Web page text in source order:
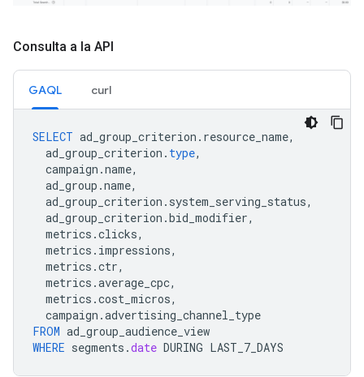
Consulta a la API
GAQL curl
SELECT ad_group_criterion . resource_name,
ad_group_criterion . type,
campaign .name,
ad_group .name,
ad_group_criterion . system_serving_status,
ad_group_criterion .bid_modifier,
metrics .clicks,
metrics . impressions,
metrics .ctr,
metrics .average_cpc,
metrics .cost_micros,
campaign .advertising_channel_type
FROM ad_group_audience_view
WHERE segments .date DURING LAST_7_DAYS